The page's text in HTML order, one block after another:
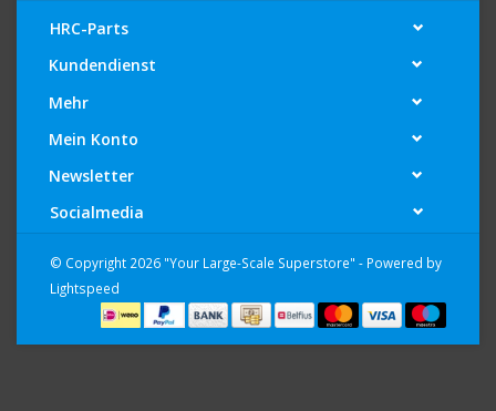
HRC-Parts
Kundendienst
Mehr
Mein Konto
Newsletter
Socialmedia
© Copyright 2026 "Your Large-Scale Superstore" - Powered by
Lightspeed